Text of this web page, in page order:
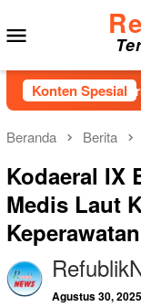
ke
konten
Konten Spesial
Bersama
Beranda Berita
Kodaeral IX
Medis Laut
Agustus 30, 2025